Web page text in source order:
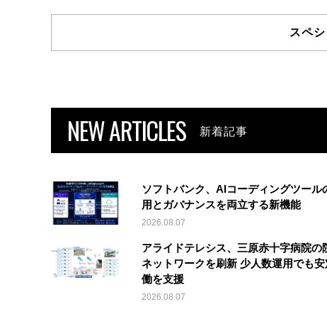
スペ
NEW ARTICLES 新着記事
ソフトバンク、AIコーディングツール
用とガバナンスを両立する新機能
2026.08.07
アライドテレシス、三原赤十字病院の
ネットワークを刷新 少人数運用でも安
働を支援
2026.08.07